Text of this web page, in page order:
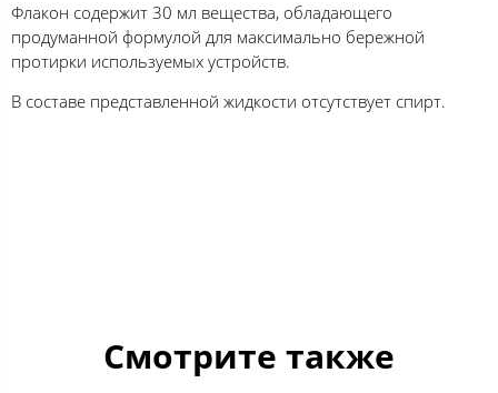
Флакон содержит 30 мл вещества, обладающего
продуманной формулой для максимально бережной
протирки используемых устройств.
В составе представленной жидкости отсутствует спирт.
Смотрите также